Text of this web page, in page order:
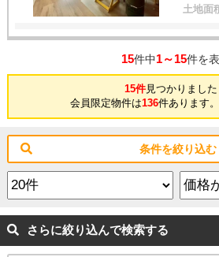
土地面
15件中1～15件を
15件見つかりました
会員限定物件は136件あります。
条件を絞り込む
さらに絞り込んで検索する